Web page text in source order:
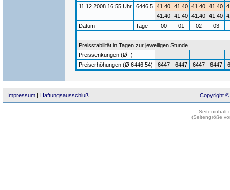
11.12.2008 16:55 Uhr
6446.5 41.40 41.40 41.40 41.40
41.40 41.40 41.40 41.40
Datum
Tage 00 01 02 03
Preisstabilität in Tagen zur jeweiligen Stunde
Preissenkungen (Ø -)
- - -
-
Preiserhöhungen (Ø 6446.54)
6447 6447 6447 6447
Impressum | Haftungsausschluß Copyright ©
Seiteninhalt
(Seitengröße